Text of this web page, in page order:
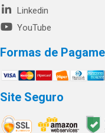
Linkedin
YouTube
Formas de
Site Seguro